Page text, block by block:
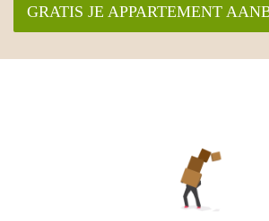
GRATIS JE APPARTEMENT